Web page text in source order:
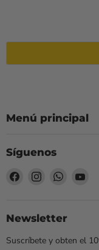
Menú principal
Síguenos
EncuéntrenosEncuéntrenos
Newsletter
Suscríbete y obten el